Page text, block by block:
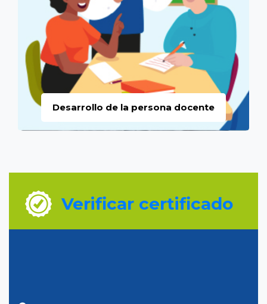
Desarrollo de la persona docente
Verificar certificado